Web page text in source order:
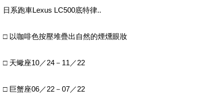
日系跑車Lexus LC500底特律..
□ 以咖啡色按壓堆疊出自然的煙燻眼妝
□ 天蠍座10／24－11／22
□ 巨蟹座06／22－07／22